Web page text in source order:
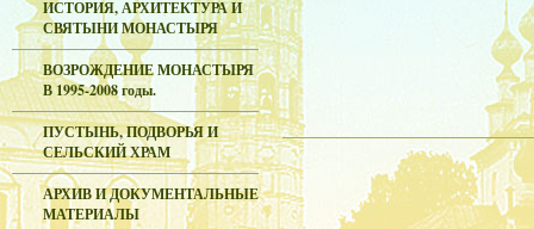
ИСТОРИЯ, АРХИТЕКТУРА И
СВЯТЫНИ МОНАСТЫРЯ
ВОЗРОЖДЕНИЕ МОНАСТЫРЯ
В 1995-2008 годы.
ПУСТЫНЬ, ПОДВОРЬЯ И
СЕЛЬСКИЙ ХРАМ
АРХИВ И ДОКУМЕНТАЛЬНЫЕ
МАТЕРИАЛЫ